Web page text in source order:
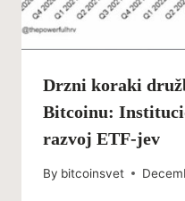
Drzni koraki
Bitcoinu:
razvoj ETF-jev
By bitcoinsvet